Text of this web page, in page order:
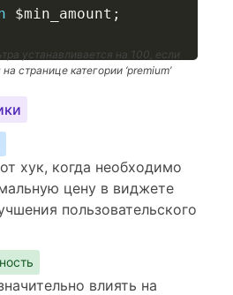
$min_amount ;
устанавливается на 100, если
странице категории ‘premium’
хук, когда необходимо
цену в виджете
пользовательского
влиять на